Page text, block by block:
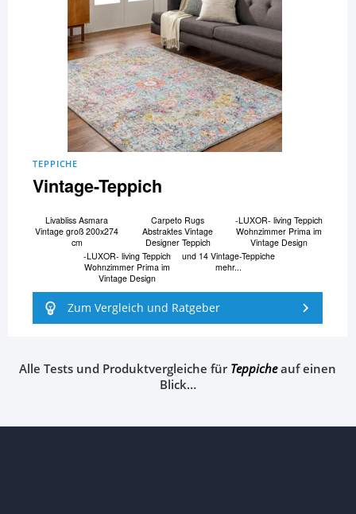
TEPPICHE
Vintage-Teppich
Livabliss Asmara
Vintage groß 200x274
cm
Carpeto Rugs
Abstraktes Vintage
Designer Teppich
-LUXOR- living Teppich
Wohnzimmer Prima im
Vintage Design
-LUXOR- living Teppich
Wohnzimmer Prima im
Vintage Design
und 14 Vintage-Teppiche
mehr...
Zum Vergleich und Ratgeber
Alle Tests und Produktvergleiche fürTeppicheauf einen
Blick…